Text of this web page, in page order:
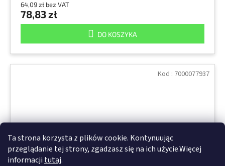
Ta strona korzysta z plików cookie. Kontynuując
przeglądanie tej strony, zgadzasz się na ich użycie.Więcej
informacji tutaj.
64,09 zł bez VAT
78,83 zł
DO KOSZYKA
Kod : 7000077937